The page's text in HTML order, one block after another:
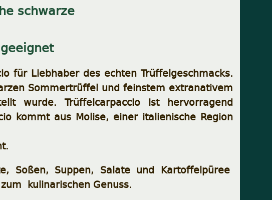
schwarze
für Liebhaber des echten Trüffelgeschmacks.
Sommertrüffel und feinstem extranativem
wurde. Trüffelcarpaccio ist hervorragend
kommt aus Molise, einer italienische Region
Soßen, Suppen, Salate und Kartoffelpüree
kulinarischen Genuss.